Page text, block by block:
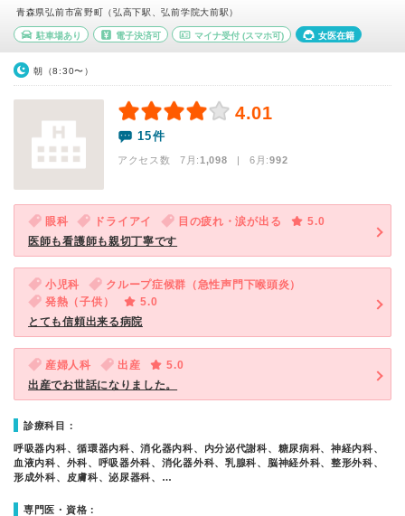
青森県弘前市富野町（弘高下駅、弘前学院大前駅）
駐車場あり 電子決済可 マイナ受付 (スマホ可) 女医在籍
朝（8:30〜）
4.01
15件
アクセス数 7月:1,098 | 6月:992
眼科 ドライアイ 目の疲れ・涙が出る
5.0
医師も看護師も親切丁寧です
小児科
クループ症候群（急性声門下喉頭炎）
発熱（子供）
5.0
とても信頼出来る病院
産婦人科 出産
5.0
出産でお世話になりました。
診療科目：
呼吸器内科、循環器内科、消化器内科、内分泌代謝科、糖尿病科、神経内科、
血液内科、外科、呼吸器外科、消化器外科、乳腺科、脳神経外科、整形外科、
形成外科、皮膚科、泌尿器科、…
専門医・資格：